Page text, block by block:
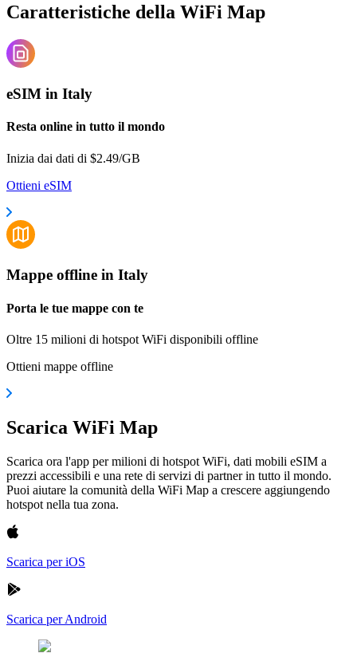
Caratteristiche della WiFi Map
eSIM in Italy
Resta online in tutto il mondo
Inizia dai dati di $2.49/GB
Ottieni eSIM
Mappe offline in Italy
Porta le tue mappe con te
Oltre 15 milioni di hotspot WiFi disponibili offline
Ottieni mappe offline
Scarica WiFi Map
Scarica ora l'app per milioni di hotspot WiFi, dati mobili eSIM a
prezzi accessibili e una rete di servizi di partner in tutto il mondo.
Puoi aiutare la comunità della WiFi Map a crescere aggiungendo
hotspot nella tua zona.
Scarica per iOS
Scarica per Android